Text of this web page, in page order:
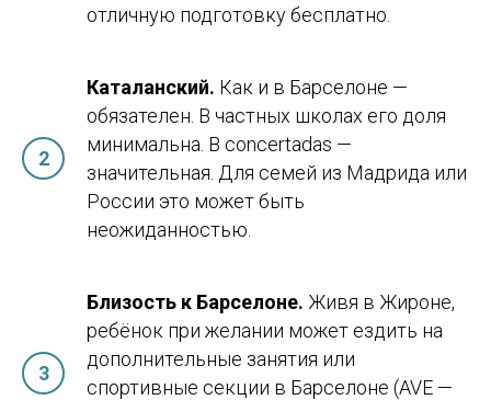
отличную подготовку бесплатно.
Каталанский. Как и в Барселоне —
обязателен. В частных школах его доля
минимальна. В concertadas —
значительная. Для семей из Мадрида или
России это может быть
неожиданностью.
Близость к Барселоне. Живя в Жироне,
ребёнок при желании может ездить на
дополнительные занятия или
спортивные секции в Барселоне (AVE —
Базируемся в Барселоне
+34 636 923 413
hola@studybarcelona.su
Студенческая виза
Новости
Юридическая информация
Политика конфиденциальности